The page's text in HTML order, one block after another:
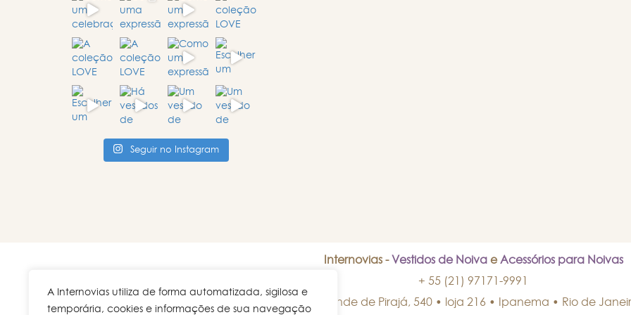
A Internovias utiliza de forma automatizada, sigilosa e
temporária, cookies e informações de sua navegação
Seguir no Instagram
Internovias -Vestidos de Noivae Acessórios para Noivas
+ 55 (21) 97171-9991
Rua Visconde de Pirajá, 540 • loja 216 • Ipanema • Rio de